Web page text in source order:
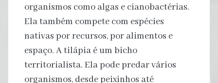
organismos como algas e cianobactérias.
Ela também compete com espécies
nativas por recursos, por alimentos e
espaço. A tilápia é um bicho
territorialista. Ela pode predar vários
organismos, desde peixinhos até